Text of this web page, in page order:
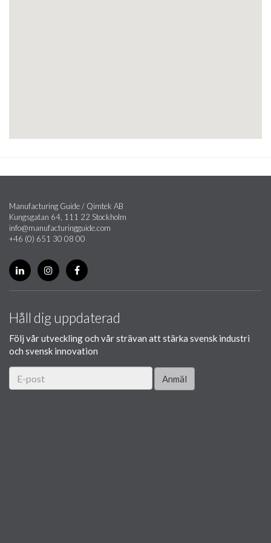
Manufacturing Guide / Qimtek AB
Kungsgatan 64, 111 22 Stockholm
info@manufacturingguide.com
+46 (0) 651 30 08 00
Håll dig uppdaterad
Följ vår utveckling och vår strävan att stärka svensk industri
och svensk innovation
Anmäl